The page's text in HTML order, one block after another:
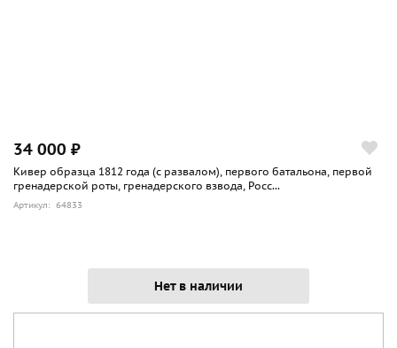
34 000 ₽
Кивер образца 1812 года (с развалом), первого батальона, первой
гренадерской роты, гренадерского взвода, Росс...
Артикул: 64833
Нет в наличии